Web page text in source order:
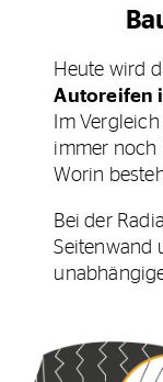
Heute wird
Autoreifen
Im
immer noch
Worin
Bei der
Seitenwand